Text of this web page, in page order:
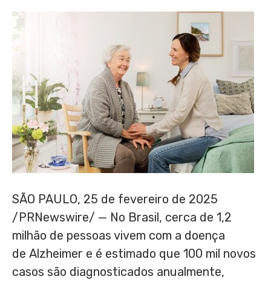
SÃO PAULO, 25 de fevereiro de 2025
/PRNewswire/ — No Brasil, cerca de 1,2
milhão de pessoas vivem com a doença
de Alzheimer e é estimado que 100 mil novos
casos são diagnosticados anualmente,